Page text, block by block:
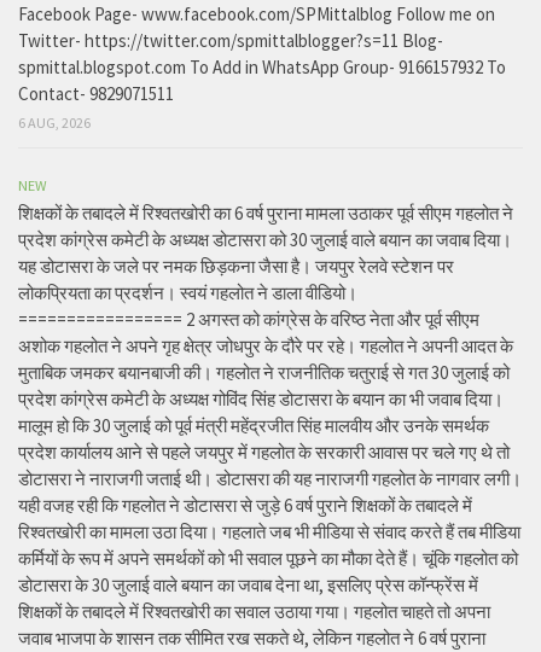
Facebook Page- www.facebook.com/SPMittalblog Follow me on
Twitter- https://twitter.com/spmittalblogger?s=11 Blog-
spmittal.blogspot.com To Add in WhatsApp Group- 9166157932 To
Contact- 9829071511
6 AUG, 2026
NEW
शिक्षकों के तबादले में रिश्वतखोरी का 6 वर्ष पुराना मामला उठाकर पूर्व सीएम गहलोत ने
प्रदेश कांग्रेस कमेटी के अध्यक्ष डोटासरा को 30 जुलाई वाले बयान का जवाब दिया।
यह डोटासरा के जले पर नमक छिड़कना जैसा है। जयपुर रेलवे स्टेशन पर
लोकप्रियता का प्रदर्शन। स्वयं गहलोत ने डाला वीडियो।
================= 2 अगस्त को कांग्रेस के वरिष्ठ नेता और पूर्व सीएम
अशोक गहलोत ने अपने गृह क्षेत्र जोधपुर के दौरे पर रहे। गहलोत ने अपनी आदत के
मुताबिक जमकर बयानबाजी की। गहलोत ने राजनीतिक चतुराई से गत 30 जुलाई को
प्रदेश कांग्रेस कमेटी के अध्यक्ष गोविंद सिंह डोटासरा के बयान का भी जवाब दिया।
मालूम हो कि 30 जुलाई को पूर्व मंत्री महेंद्रजीत सिंह मालवीय और उनके समर्थक
प्रदेश कार्यालय आने से पहले जयपुर में गहलोत के सरकारी आवास पर चले गए थे तो
डोटासरा ने नाराजगी जताई थी। डोटासरा की यह नाराजगी गहलोत के नागवार लगी।
यही वजह रही कि गहलोत ने डोटासरा से जुड़े 6 वर्ष पुराने शिक्षकों के तबादले में
रिश्वतखोरी का मामला उठा दिया। गहलाते जब भी मीडिया से संवाद करते हैं तब मीडिया
कर्मियों के रूप में अपने समर्थकों को भी सवाल पूछने का मौका देते हैं। चूंकि गहलोत को
डोटासरा के 30 जुलाई वाले बयान का जवाब देना था, इसलिए प्रेस कॉन्फ्रेंस में
शिक्षकों के तबादले में रिश्वतखोरी का सवाल उठाया गया। गहलोत चाहते तो अपना
जवाब भाजपा के शासन तक सीमित रख सकते थे, लेकिन गहलोत ने 6 वर्ष पुराना